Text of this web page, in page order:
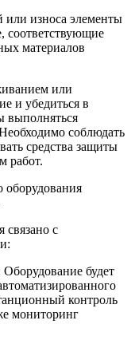
износа элементы
соответствующие
материалов
или
и убедиться в
выполняться
соблюдать
средства защиты
работ.
оборудования
связано с
будет
контроль
мониторинг